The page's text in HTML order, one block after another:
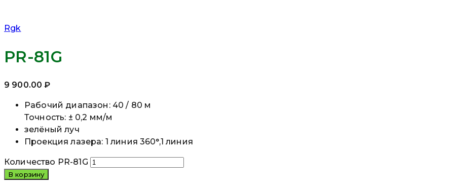
Rgk
PR-81G
9 900.00₽
Рабочий диапазон: 40 / 80 м
Точность: ± 0,2 мм/м
зелёный луч
Проекция лазера: 1 линия 360°,1 линия
Количество PR-81G
В корзину